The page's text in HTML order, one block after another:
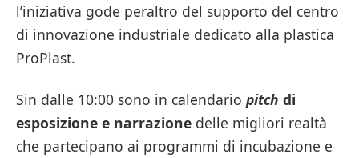
l’iniziativa gode peraltro del supporto del centro
di innovazione industriale dedicato alla plastica
ProPlast.
Sin dalle 10:00 sono in calendario pitch di
esposizione e narrazione delle migliori realtà
che partecipano ai programmi di incubazione e